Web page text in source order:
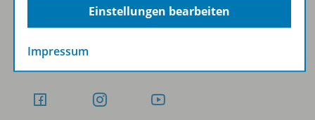
Folgen Sie uns auf Social Media
Schubi:
Einstellungen bearbeiten
Impressum